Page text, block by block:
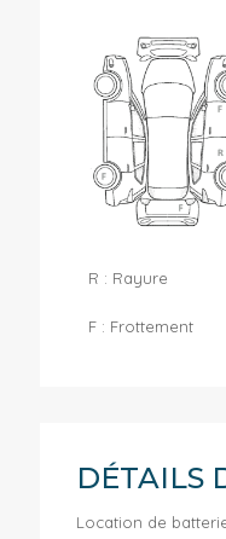
R : Rayure
F : Frottement
DÉTAILS
Location de